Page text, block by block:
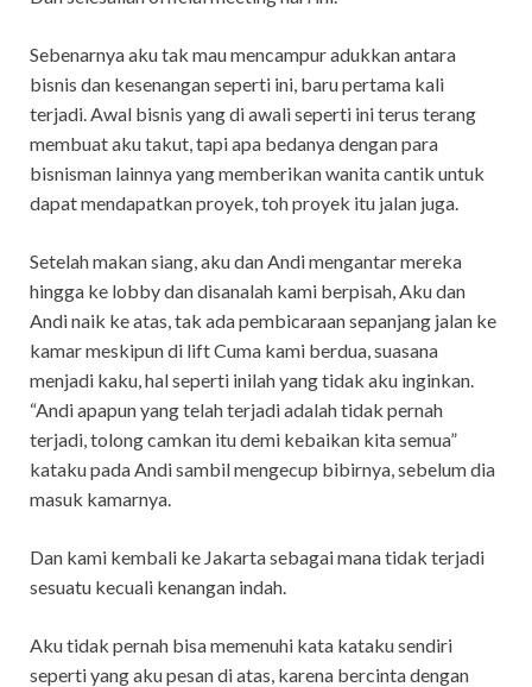
Sebenarnya aku tak mau mencampur adukkan antara
bisnis dan kesenangan seperti ini, baru pertama kali
terjadi. Awal bisnis yang di awali seperti ini terus terang
membuat aku takut, tapi apa bedanya dengan para
bisnisman lainnya yang memberikan wanita cantik untuk
dapat mendapatkan proyek, toh proyek itu jalan juga.
Setelah makan siang, aku dan Andi mengantar mereka
hingga ke lobby dan disanalah kami berpisah, Aku dan
Andi naik ke atas, tak ada pembicaraan sepanjang jalan ke
kamar meskipun di lift Cuma kami berdua, suasana
menjadi kaku, hal seperti inilah yang tidak aku inginkan.
“Andi apapun yang telah terjadi adalah tidak pernah
terjadi, tolong camkan itu demi kebaikan kita semua”
kataku pada Andi sambil mengecup bibirnya, sebelum dia
masuk kamarnya.
Dan kami kembali ke Jakarta sebagai mana tidak terjadi
sesuatu kecuali kenangan indah.
Aku tidak pernah bisa memenuhi kata kataku sendiri
seperti yang aku pesan di atas, karena bercinta dengan